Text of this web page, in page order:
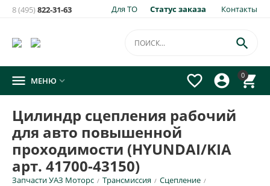
Для ТО Статус заказа Контакты
8 (495)822-31-63
0




 МЕНЮ 
Цилиндр сцепления рабочий
для авто повышенной
проходимости (HYUNDAI/KIA
арт. 41700-43150)
Запчасти УАЗ Моторс / Трансмиссия / Сцепление /
товара:
×
Цилиндр сцепления рабочий для авто повышенной
проходимости (HYUNDAI/KIA арт. 41700-43150)
E-mail для уведомления письмом
Номер телефона для SMS уведомления